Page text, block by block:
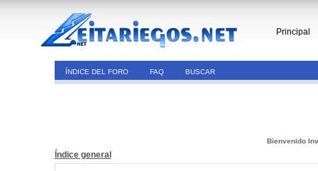
Principal
ÍNDICE DEL FORO FAQ BUSCAR
Bienvenido
Índice general